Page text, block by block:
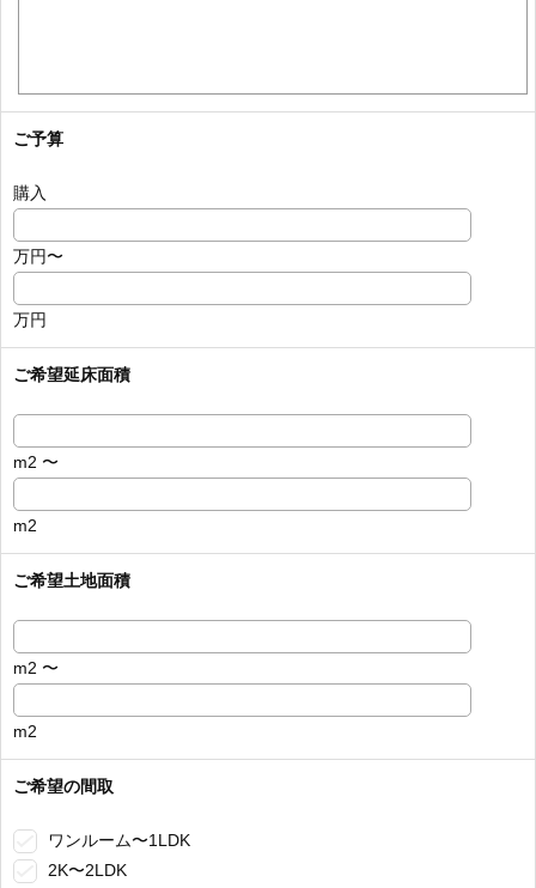
ご予算
購入
万円〜
万円
ご希望延床面積
m2 〜
m2
ご希望土地面積
m2 〜
m2
ご希望の間取
ワンルーム〜1LDK
2K〜2LDK